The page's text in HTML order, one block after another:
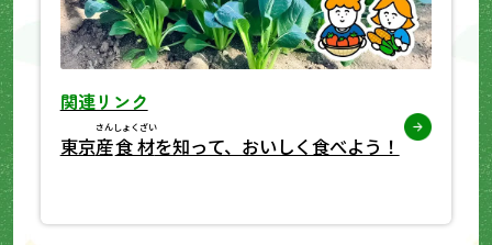
関連リンク
東京産
さん
食材
しょくざい
を知って、おいしく食べよう！